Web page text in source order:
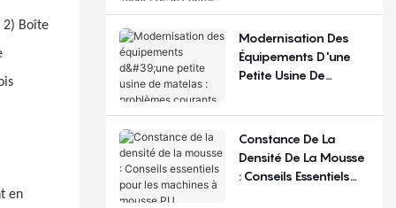
2) Boîte
en
Charge De
Modernisation Des
Équipements D'une
Petite Usine De
Courants Et Choix De
Constance De La
Densité De La Mousse
: Conseils Essentiels